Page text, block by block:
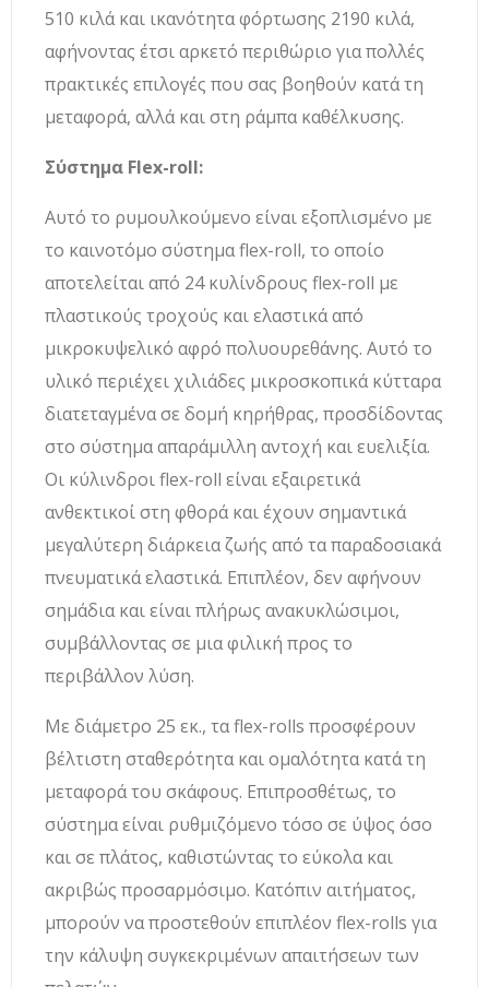
510 κιλά και ικανότητα φόρτωσης 2190 κιλά,
αφήνοντας έτσι αρκετό περιθώριο για πολλές
πρακτικές επιλογές που σας βοηθούν κατά τη
μεταφορά, αλλά και στη ράμπα καθέλκυσης.
Σύστημα Flex-roll:
Αυτό το ρυμουλκούμενο είναι εξοπλισμένο με
το καινοτόμο σύστημα flex-roll, το οποίο
αποτελείται από 24 κυλίνδρους flex-roll με
πλαστικούς τροχούς και ελαστικά από
μικροκυψελικό αφρό πολυουρεθάνης. Αυτό το
υλικό περιέχει χιλιάδες μικροσκοπικά κύτταρα
διατεταγμένα σε δομή κηρήθρας, προσδίδοντας
στο σύστημα απαράμιλλη αντοχή και ευελιξία.
Οι κύλινδροι flex-roll είναι εξαιρετικά
ανθεκτικοί στη φθορά και έχουν σημαντικά
μεγαλύτερη διάρκεια ζωής από τα παραδοσιακά
πνευματικά ελαστικά. Επιπλέον, δεν αφήνουν
σημάδια και είναι πλήρως ανακυκλώσιμοι,
συμβάλλοντας σε μια φιλική προς το
περιβάλλον λύση.
Με διάμετρο 25 εκ., τα flex-rolls προσφέρουν
βέλτιστη σταθερότητα και ομαλότητα κατά τη
μεταφορά του σκάφους. Επιπροσθέτως, το
σύστημα είναι ρυθμιζόμενο τόσο σε ύψος όσο
και σε πλάτος, καθιστώντας το εύκολα και
ακριβώς προσαρμόσιμο. Κατόπιν αιτήματος,
μπορούν να προστεθούν επιπλέον flex-rolls για
την κάλυψη συγκεκριμένων απαιτήσεων των